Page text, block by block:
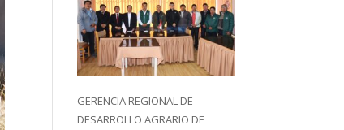
GERENCIA REGIONAL DE
DESARROLLO AGRARIO DE